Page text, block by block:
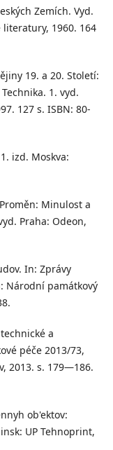
Zemích. Vyd.
1960. 164
19. a 20. Století:
1. vyd.
127 s. ISBN: 80-
izd. Moskva:
Minulost a
Praha: Odeon,
In: Zprávy
Národní památkový
a
péče 2013/73,
2013. s. 179—186.
ob'ektov:
UP Tehnoprint,